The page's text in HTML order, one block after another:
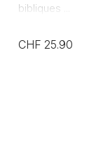
bibliques ...
CHF 25.90